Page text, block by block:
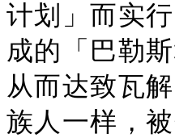
计划」而实
成的「巴勒
从而达致瓦
族人一样，